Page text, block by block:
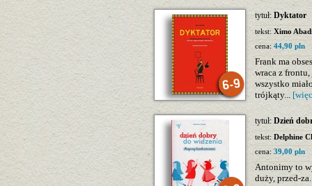
tytuł: Dyktator
tekst: Ximo
cena: 44,90 pln
Frank ma
wraca z
wszystko
trójkąty...
tytuł: Dzień
tekst: Delphine
cena: 39,00 pln
Antonimy to
duży, przed-